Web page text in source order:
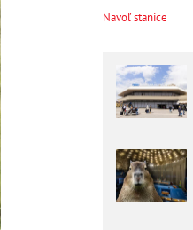
Navoľ stanice